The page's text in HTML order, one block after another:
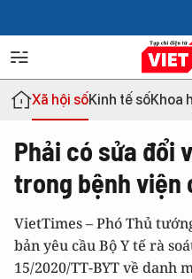
Xã hội sốKinh tế sốKhoa
Phải có sửa đổi
trong bệnh viện
VietTimes – Phó Thủ
bản yêu cầu Bộ Y tế rà
15/2020/TT-BYT về danh